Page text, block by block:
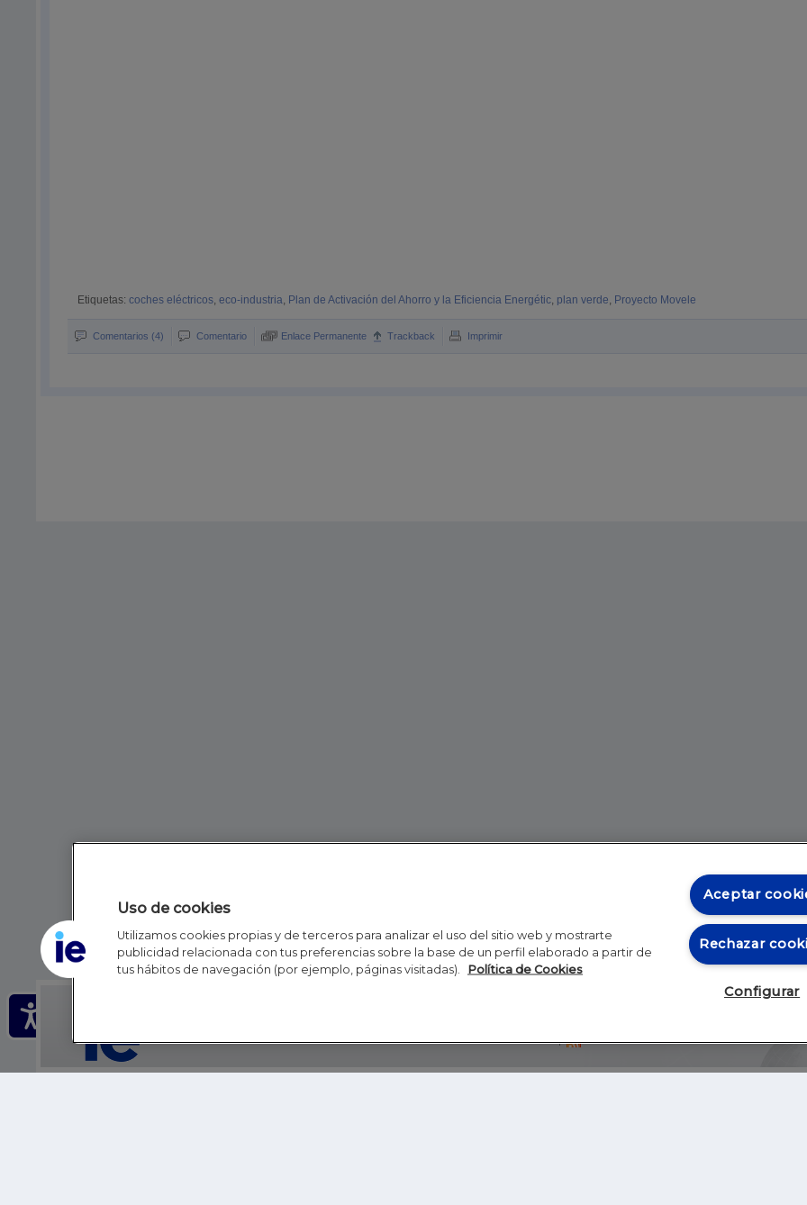
Etiquetas:coches eléctricos,eco-industria, Plan de Activación del Ahorro y la Eficiencia Energétic, plan verde, Proyecto Movele
Comentarios (4) Comentario Enlace Permanente Trackback Imprimir
Inicio RSS
Uso de cookies
Utilizamos cookies propias y de terceros para analizar el uso del sitio web y mostrarte
publicidad relacionada con tus preferencias sobre la base de un perfil elaborado a partir de
tus hábitos de navegación (por ejemplo, páginas visitadas).
Política de Cookies
Aceptar
Rechazar
Configurar